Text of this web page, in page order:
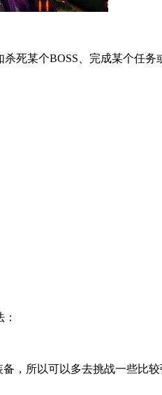
死某个BOSS、完成某个任
，所以可以多去挑战一些比较